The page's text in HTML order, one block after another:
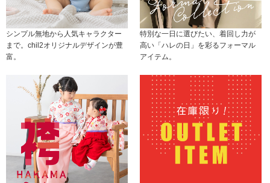
シンプル無地から人気キャラクター
まで。chil2オリジナルデザインが豊
富。
特別な一日に選びたい、着回し力が
高い「ハレの日」を彩るフォーマル
アイテム。